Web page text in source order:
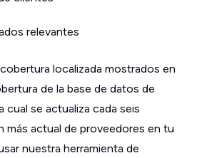
relevantes
localizada mostrados en
de la base de datos de
cual se actualiza cada seis
más actual de proveedores en tu
nuestra herramienta de